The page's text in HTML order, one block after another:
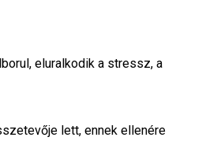
eluralkodik a stressz, a
lett, ennek ellenére